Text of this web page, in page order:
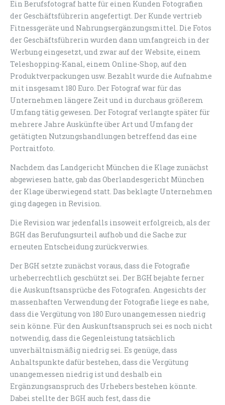
Ein Berufsfotograf hatte für einen Kunden Fotografien
der Geschäftsführerin angefertigt. Der Kunde vertrieb
Fitnessgeräte und Nahrungsergänzungsmittel. Die Fotos
der Geschäftsführerin wurden dann umfangreich in der
Werbung eingesetzt, und zwar auf der Website, einem
Teleshopping-Kanal, einem Online-Shop, auf den
Produktverpackungen usw. Bezahlt wurde die Aufnahme
mit insgesamt 180 Euro. Der Fotograf war für das
Unternehmen längere Zeit und in durchaus größerem
Umfang tätig gewesen. Der Fotograf verlangte später für
mehrere Jahre Auskünfte über Art und Umfang der
getätigten Nutzungshandlungen betreffend das eine
Portraitfoto.
Nachdem das Landgericht München die Klage zunächst
abgewiesen hatte, gab das Oberlandesgericht München
der Klage überwiegend statt. Das beklagte Unternehmen
ging dagegen in Revision.
Die Revision war jedenfalls insoweit erfolgreich, als der
BGH das Berufungsurteil aufhob und die Sache zur
erneuten Entscheidung zurückverwies.
Der BGH setzte zunächst voraus, dass die Fotografie
urheberrechtlich geschützt sei. Der BGH bejahte ferner
die Auskunftsansprüche des Fotografen. Angesichts der
massenhaften Verwendung der Fotografie liege es nahe,
dass die Vergütung von 180 Euro unangemessen niedrig
sein könne. Für den Auskunftsanspruch sei es noch nicht
notwendig, dass die Gegenleistung tatsächlich
unverhältnismäßig niedrig sei. Es genüge, dass
Anhaltspunkte dafür bestehen, dass die Vergütung
unangemessen niedrig ist und deshalb ein
Ergänzungsanspruch des Urhebers bestehen könnte.
Dabei stellte der BGH auch fest, dass die